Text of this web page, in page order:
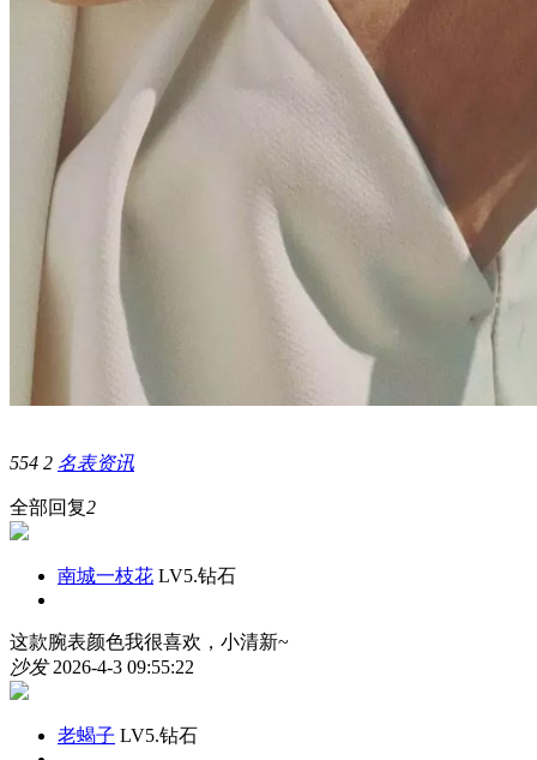
554 2 名表资讯
全部回复2
南城一枝花 LV5.钻石
这款腕表颜色我很喜欢，小清新~
沙发 2026-4-3 09:55:22
老蝎子 LV5.钻石